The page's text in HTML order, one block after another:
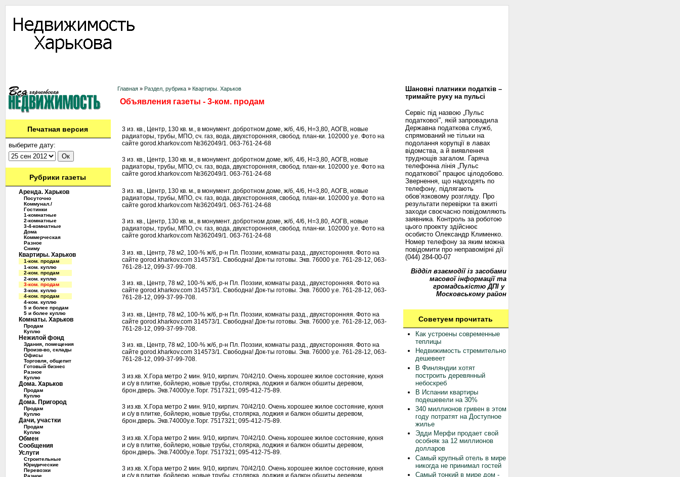
Печатная версия
выберите дату:
Рубрики газеты
Аренда. Харьков
Посуточно
Коммунал./
Гостинки
1-комнатные
2-комнатные
3-4-комнатные
Дома
Коммерческая
Разное
Сниму
Квартиры. Харьков
1-ком. продам
1-ком. куплю
2-ком. продам
2-ком. куплю
3-ком. продам
3-ком. куплю
4-ком. продам
4-ком. куплю
5 и более продам
5 и более куплю
Комнаты. Харьков
Продам
Куплю
Нежилой фонд
Здания, помещения
Произв-во, склады
Офисы
Торговля, общепит
Готовый бизнес
Разное
Куплю
Дома. Харьков
Продам
Куплю
Дома. Пригород
Продам
Куплю
Дачи, участки
Продам
Куплю
Обмен
Сообщения
Услуги
Строительные
Юридические
Перевозки
Разное
Главная » Раздел, рубрика » Квартиры. Харьков
Объявления газеты - 3-ком. продам
3 из. кв., Центр, 130 кв. м., в монумент. добротном доме, ж/б, 4/6, Н=3,80, АОГВ, новые
радиаторы, трубы, МПО, сч. газ, вода, двухсторонняя, свобод. план-ки. 102000 у.е. Фото на
сайте gorod.kharkov.com №362049/1. 063-761-24-68
3 из. кв., Центр, 130 кв. м., в монумент. добротном доме, ж/б, 4/6, Н=3,80, АОГВ, новые
радиаторы, трубы, МПО, сч. газ, вода, двухсторонняя, свобод. план-ки. 102000 у.е. Фото на
сайте gorod.kharkov.com №362049/1. 063-761-24-68
3 из. кв., Центр, 130 кв. м., в монумент. добротном доме, ж/б, 4/6, Н=3,80, АОГВ, новые
радиаторы, трубы, МПО, сч. газ, вода, двухсторонняя, свобод. план-ки. 102000 у.е. Фото на
сайте gorod.kharkov.com №362049/1. 063-761-24-68
3 из. кв., Центр, 130 кв. м., в монумент. добротном доме, ж/б, 4/6, Н=3,80, АОГВ, новые
радиаторы, трубы, МПО, сч. газ, вода, двухсторонняя, свобод. план-ки. 102000 у.е. Фото на
сайте gorod.kharkov.com №362049/1. 063-761-24-68
3 из. кв., Центр, 78 м2, 100-% ж/б, р-н Пл. Поэзии, комнаты разд., двухсторонняя. Фото на
сайте gorod.kharkov.com 314573/1. Свободна! Док-ты готовы. Экв. 76000 у.е. 761-28-12, 063-
761-28-12, 099-37-99-708.
3 из. кв., Центр, 78 м2, 100-% ж/б, р-н Пл. Поэзии, комнаты разд., двухсторонняя. Фото на
сайте gorod.kharkov.com 314573/1. Свободна! Док-ты готовы. Экв. 76000 у.е. 761-28-12, 063-
761-28-12, 099-37-99-708.
3 из. кв., Центр, 78 м2, 100-% ж/б, р-н Пл. Поэзии, комнаты разд., двухсторонняя. Фото на
сайте gorod.kharkov.com 314573/1. Свободна! Док-ты готовы. Экв. 76000 у.е. 761-28-12, 063-
761-28-12, 099-37-99-708.
3 из. кв., Центр, 78 м2, 100-% ж/б, р-н Пл. Поэзии, комнаты разд., двухсторонняя. Фото на
сайте gorod.kharkov.com 314573/1. Свободна! Док-ты готовы. Экв. 76000 у.е. 761-28-12, 063-
761-28-12, 099-37-99-708.
3 из.кв. Х.Гора метро 2 мин. 9/10, кирпич. 70/42/10. Очень хорошее жилое состояние, кухня
и с/у в плитке, бойлерю, новые трубы, столярка, лоджия и балкон обшиты деревом,
брон.дверь. Экв.74000у.е.Торг. 7517321; 095-412-75-89.
3 из.кв. Х.Гора метро 2 мин. 9/10, кирпич. 70/42/10. Очень хорошее жилое состояние, кухня
и с/у в плитке, бойлерю, новые трубы, столярка, лоджия и балкон обшиты деревом,
брон.дверь. Экв.74000у.е.Торг. 7517321; 095-412-75-89.
3 из.кв. Х.Гора метро 2 мин. 9/10, кирпич. 70/42/10. Очень хорошее жилое состояние, кухня
и с/у в плитке, бойлерю, новые трубы, столярка, лоджия и балкон обшиты деревом,
брон.дверь. Экв.74000у.е.Торг. 7517321; 095-412-75-89.
3 из.кв. Х.Гора метро 2 мин. 9/10, кирпич. 70/42/10. Очень хорошее жилое состояние, кухня
Шановні платники податків –
тримайте руку на пульсі
Сервіс під назвою „Пульс
податкової”, якій запровадила
Державна податкова служб,
спрямований не тільки на
подолання корупції в лавах
відомства, а й виявлення
труднощів загалом. Гаряча
телефонна лінія „Пульс
податкової” працює цілодобово.
Звернення, що надходять по
телефону, підлягають
обов’язковому розгляду. Про
результати перевірки та вжиті
заходи своєчасно повідомляють
заявника. Контроль за роботою
цього проекту здійснює
особисто Олександр Клименко.
Номер телефону за яким можна
повідомити про неправомірні дії
(044) 284-00-07
Відділ взаємодії із засобами
масової інформації та
громадськістю ДПІ у
Московському район
Советуем прочитать
Как устроены современные
теплицы
Недвижимость стремительно
дешевеет
В Финляндии хотят
построить деревянный
небоскреб
В Испании квартиры
подешевели на 30%
340 миллионов гривен в этом
году потратят на Доступное
жилье
Эдди Мерфи продает свой
особняк за 12 миллионов
долларов
Самый крупный отель в мире
никогда не принимал гостей
Самый тонкий в мире дом -